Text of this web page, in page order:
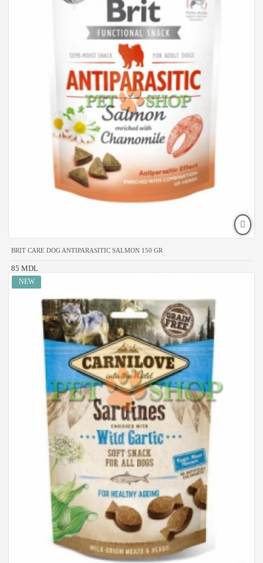
BRIT CARE DOG ANTIPARASITIC SALMON 150 GR
85 MDL